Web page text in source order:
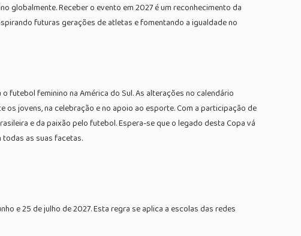
globalmente. Receber o evento em 2027 é um reconhecimento da
futuras gerações de atletas e fomentando a igualdade no
futebol feminino na América do Sul. As alterações no calendário
jovens, na celebração e no apoio ao esporte. Com a participação de
e da paixão pelo futebol. Espera-se que o legado desta Copa vá
as suas facetas.
e 25 de julho de 2027. Esta regra se aplica a escolas das redes